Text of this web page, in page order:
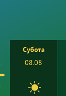
Субота
08.08